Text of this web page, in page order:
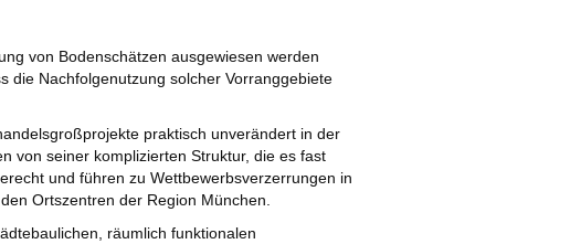
von Bodenschätzen ausgewiesen werden
die Nachfolgenutzung solcher Vorranggebiete
praktisch unverändert in der
von seiner komplizierten Struktur, die es fast
und führen zu Wettbewerbsverzerrungen in
Ortszentren der Region München.
räumlich funktionalen